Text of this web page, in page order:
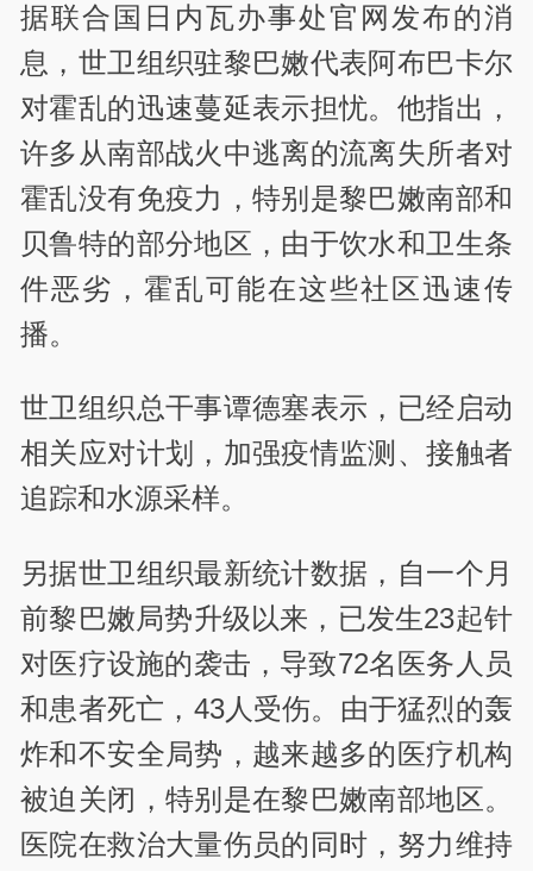
据联合国日内瓦办事处官网发布的消
息，世卫组织驻黎巴嫩代表阿布巴卡尔
对霍乱的迅速蔓延表示担忧。他指出，
许多从南部战火中逃离的流离失所者对
霍乱没有免疫力，特别是黎巴嫩南部和
贝鲁特的部分地区，由于饮水和卫生条
件恶劣，霍乱可能在这些社区迅速传
播。
世卫组织总干事谭德塞表示，已经启动
相关应对计划，加强疫情监测、接触者
追踪和水源采样。
另据世卫组织最新统计数据，自一个月
前黎巴嫩局势升级以来，已发生23起针
对医疗设施的袭击，导致72名医务人员
和患者死亡，43人受伤。由于猛烈的轰
炸和不安全局势，越来越多的医疗机构
被迫关闭，特别是在黎巴嫩南部地区。
医院在救治大量伤员的同时，努力维持